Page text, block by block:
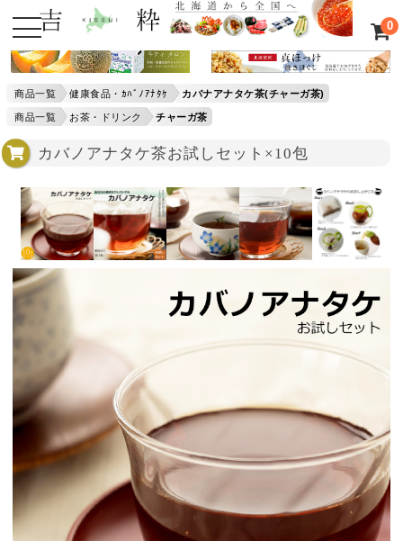
0
商品一覧 健康食品・ｶﾊﾞﾉｱﾅﾀｹ カバナアナタケ茶(チャーガ茶)
商品一覧 お茶・ドリンク チャーガ茶
カバノアナタケ茶お試しセット×10包